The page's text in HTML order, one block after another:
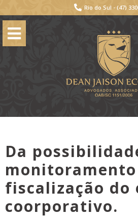
Rio do Sul - (47)
Da
monitoramento
fiscalização do
coorporativo.